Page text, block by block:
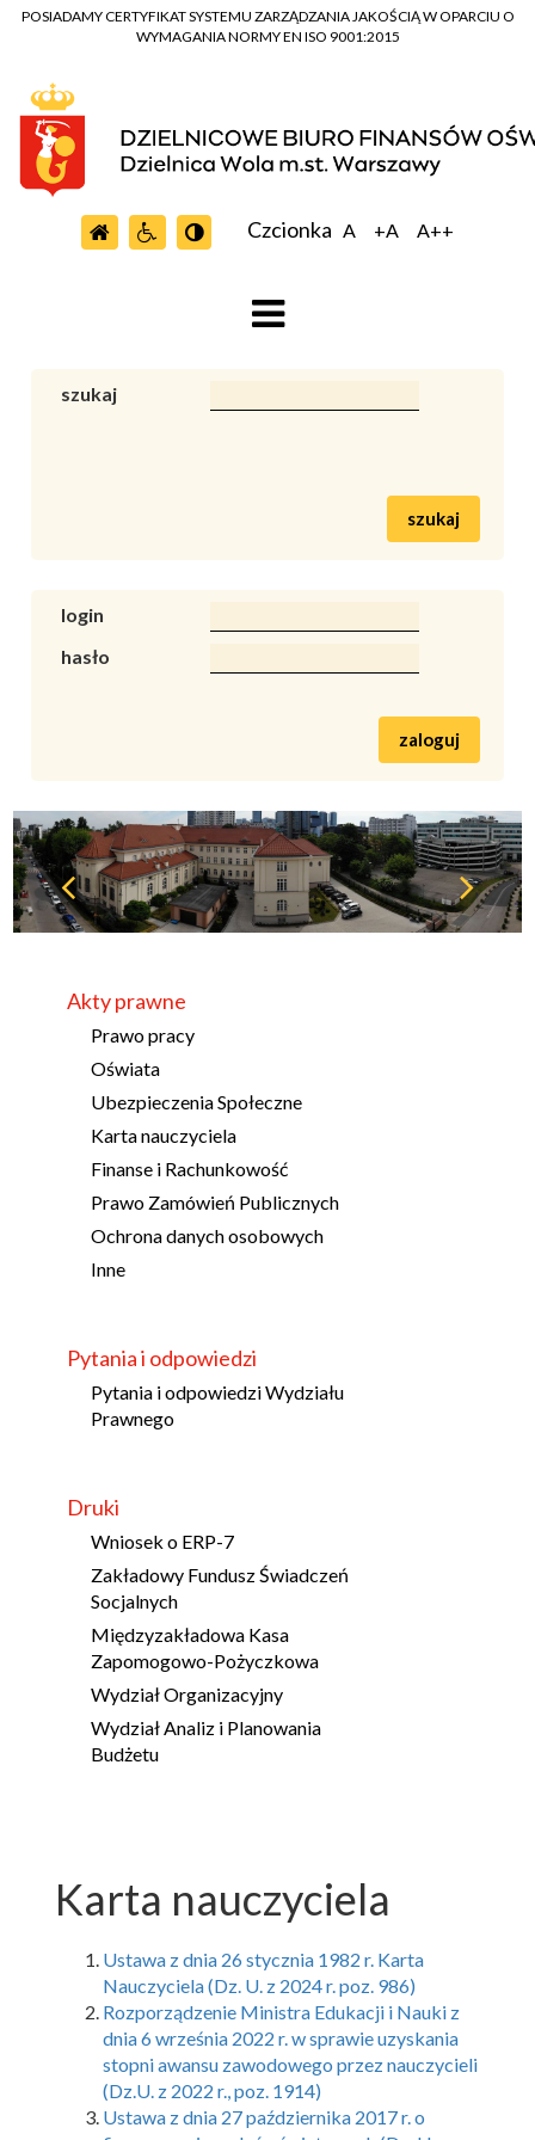
POSIADAMY CERTYFIKAT SYSTEMU ZARZĄDZANIA JAKOŚCIĄ W OPARCIU O
WYMAGANIA NORMY EN ISO 9001:2015
Czcionka A +A A++
szukaj
szukaj
login
hasło
zaloguj
Akty prawne
Prawo pracy
Oświata
Ubezpieczenia Społeczne
Karta nauczyciela
Finanse i Rachunkowość
Prawo Zamówień Publicznych
Ochrona danych osobowych
Inne
Pytania i odpowiedzi
Pytania i odpowiedzi Wydziału
Prawnego
Druki
Wniosek o ERP-7
Zakładowy Fundusz Świadczeń
Socjalnych
Międzyzakładowa Kasa
Zapomogowo-Pożyczkowa
Wydział Organizacyjny
Wydział Analiz i Planowania
Budżetu
Karta nauczyciela
Ustawa z dnia 26 stycznia 1982 r. Karta
Nauczyciela (Dz. U. z 2024 r. poz. 986)
Rozporządzenie Ministra Edukacji i Nauki z
dnia 6 września 2022 r. w sprawie uzyskania
stopni awansu zawodowego przez nauczycieli
(Dz.U. z 2022 r., poz. 1914)
Ustawa z dnia 27 października 2017 r. o